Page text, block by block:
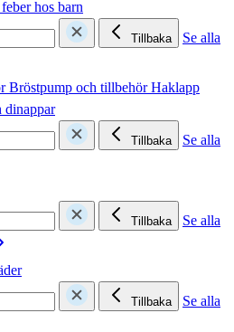
hos barn
Tillbaka
Se alla
Bröstpump och tillbehörHaklapp
dinappar
Tillbaka
Se alla
Tillbaka
Se alla
Tillbaka
Se alla